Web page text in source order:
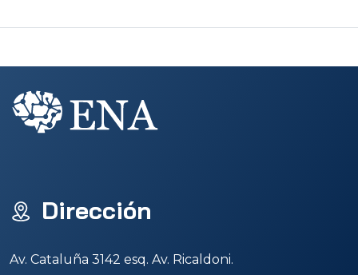
Dirección
Av. Cataluña 3142 esq. Av. Ricaldoni.